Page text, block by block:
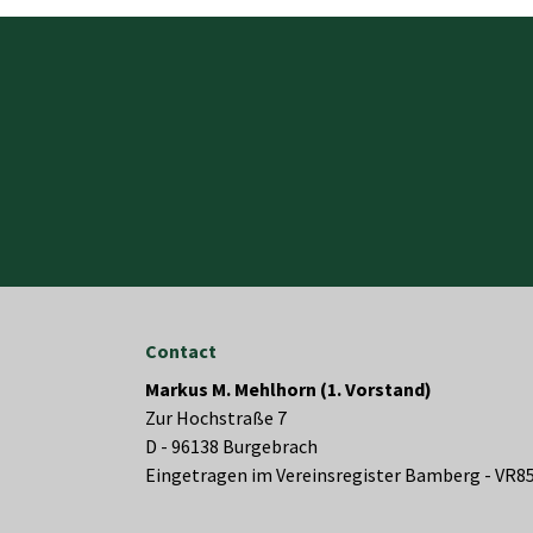
Contact
Markus M. Mehlhorn (1. Vorstand)
Zur Hochstraße 7
D - 96138 Burgebrach
Eingetragen im Vereinsregister Bamberg -